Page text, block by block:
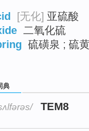
[无化] 亚硫酸
二氧化硫
硫磺泉 ; 硫
典
TEM8